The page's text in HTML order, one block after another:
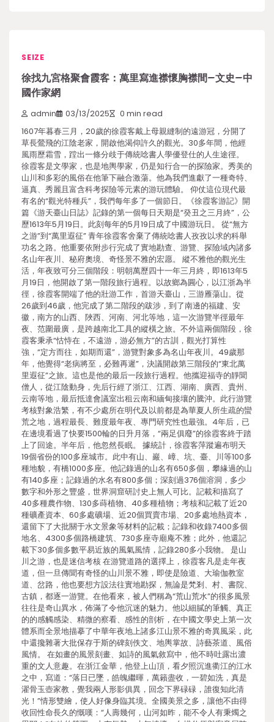
SEIZE
徐找九宮格聚會霞客：萬里寫進襟懷胸襟間–文史–中
國作家網
admin 03/13/2025 0 min read
1607年暮春三月，20歲的徐霞客戴上母親縫制的遠游冠，分開了
草長鶯飛的江陰老家，開啟他渴仰許久的觀光。30多年間，他經
風雨歷霜雪，蹚出一條分歧于傳統唸書人學優登仕的人生途徑。
徐霞客是文學家，也是地輿學家，仍是知行合一的探險家。秀美的
山川和多彩的風俗在他筆下融合激蕩。他為我們進獻了一種奇特、
逼真、秀麗且富含科考探險等元素的游玩體驗。 仰仗這位現代最
有名的“觀光特種兵”，我們每年多了一個節日。《徐霞客游記》開
篇《游天臺山日誌》記錄的第一個每日天期是“癸丑之三月終”，公
歷1613年5月19日。此刻每年的5月19日成了中國游玩日。 從“無方
之游”到“萬里遐征” 青年徐霞客舍棄了傳統唸書人孜孜以求的科舉
功名之路。他重要依附步行完成了實地勘查、游覽、探險域內諸多
名山年夜川、秘府奧境、奇怪景不雅的宏愿。 縱不雅他的觀光生
活，年夜致可分三個階段：明朝萬歷四十一年三月終，即1613年5
月19日，他開啟了第一階段旅行過程。以故鄉為圓心，以江浙為半
徑，徐霞客開端了他的壯游工作，首游天臺山，三游雁蕩山。從
26歲到46歲，他完成了第二階段的跋涉，到了南邊的福建、安
徽，南方的山西、陜西、河南、河北等地，這一次游覽半徑最年
夜、范圍最廣，是跨越南北工具的縱橫之旅。不外這兩個階段，徐
霞客秉承“怙恃在，不遠游，游必無方”的古訓，觀光打算性
強，“定方而往，如期而還”，游覽對象多為名山年夜川。49歲那
年，他覺得“老病將至，必難再遲”，決議開啟第三階段的“東北萬
里遐征”之旅。這也是他的最后一段旅行過程。他攜迎福寺的靜聞
僧人，從江陰動身，先后行經了浙江、江西、湖南、廣西、貴州、
云南等地，最后抵達會議室出租云南和緬甸接壤的騰沖。此行游覽
考核對象浩繁，有不少處所在明代及以前都是為華夏人所生疏的蠻
荒之地，過程最長、難度最年夜、專門研究性也最強。4年后，已
在邊境看過了快要1500輪的日升月落，“兩足俱廢”的徐霞客終于踏
上了回途。半年后，他忽然長眠。 據統計，徐霞客萍蹤遍布明天
19個省份的100多座城市。此中有山、巖、嶂、坑、臺、川等100多
種地貌，有橋1000多座。他記錄過的山名有650多個，攀緣過的山
有140多座；記錄過的水名有800多個；深刻過376個溶洞，多少
數字和外形之豐盛，世界洞窟研討史上無人可比。記載和描寫了
40多種農作物、130多蒔植物、40多種植物；考核和記載了近20
種礦產資本、60多處礦場、近20個買賣市場、20多處地熱資本，
還留下了大批關于水文景象等材料的記載；記錄和收錄7400多個
地名、4300多個路橋建筑、730多座寺廟庵不雅；此外，他還記
載下30多個多數平易近族的風氣風情，記錄280多小我物。 是山
川之游，也是迷信考核 在游覽道路的選擇上，徐霞客凡是走年夜
道，但一旦傳聞有奇怪的山川景不雅，即使是險道、大瑜伽教室
道、岔路，他也要想方設法往實地勘探，無論是梵剎、村、書院、
古鎮，都逐一游覽。在他看來，被人們稱為“荒山荒水”的很多風景
往往是奇山異水，佈滿了令他沉迷的魅力。他以細膩的筆觸、真正
的的感觸感染、精微的察看、感性的剖析，在中國文學史上第一次
體系而全景地描摹了中華年夜地上諸多江山景不雅的奇異風采，此
中還攙雜著大批保存于斯的碑刻佚文、地輿掌故、詩藝茶道、風俗
風情。 在如畫的風景刻畫、如詩的風氣敘寫中，他不時吐露出濃
重的文人意趣。在浙江金華，他登上山頂，看夕照沉進衢江的江水
之中，寫道：“落日已墜，皓魄繼暉，萬籟盡收，一碧如洗，真是
濯骨玉壺家教，覺我兩人形影俱異，回念下界碌碌，誰復知此清
光！”情形雙繪，使人好像身臨其境。全國美景之多，讓他不由得
收回性命長久的慨嘆：“人壽幾何，山河如昨，能不令人有秉燭之